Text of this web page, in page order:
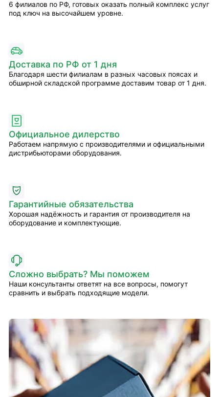
6 филиалов по РФ, готовых оказать полный комплекс услуг
под ключ на высочайшем уровне.
Доставка по РФ от 1 дня
Благодаря шести филиалам в разных часовых поясах и
обширной складской программе доставим товар от 1 дня.
Официальное дилерство
Работаем напрямую с производителями и официальными
дистрибьюторами оборудования.
Гарантийные обязательства
Хорошая надёжность и гарантия от производителя на
оборудование и комплектующие.
Сложно выбрать? Мы поможем
Наши консультанты ответят на все вопросы, помогут
сравнить и выбрать подходящие модели.